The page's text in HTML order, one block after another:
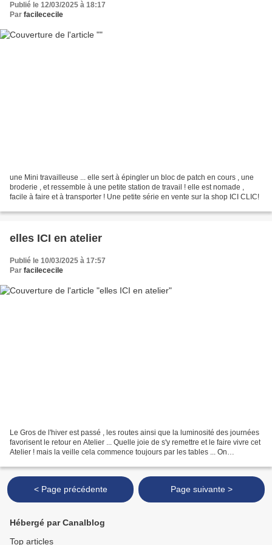
Publié le 12/03/2025 à 18:17
Par facilececile
une Mini travailleuse ... elle sert à épingler un bloc de patch en cours , une
broderie , et ressemble à une petite station de travail ! elle est nomade ,
facile à faire et à transporter ! Une petite série en vente sur la shop ICI CLIC!
elles ICI en atelier
Publié le 10/03/2025 à 17:57
Par facilececile
Le Gros de l'hiver est passé , les routes ainsi que la luminosité des journées
favorisent le retour en Atelier ... Quelle joie de s'y remettre et le faire vivre cet
Atelier ! mais la veille cela commence toujours par les tables ... On
< Page précédente Page suivante >
Hébergé par Canalblog
Top articles